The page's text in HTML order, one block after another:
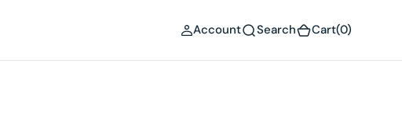
Account Search Cart(0)